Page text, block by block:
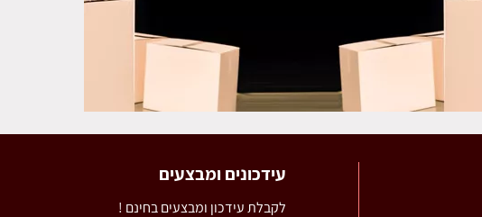
עידכונים ומבצעים
לקבלת עידכון ומבצעים בחינם !